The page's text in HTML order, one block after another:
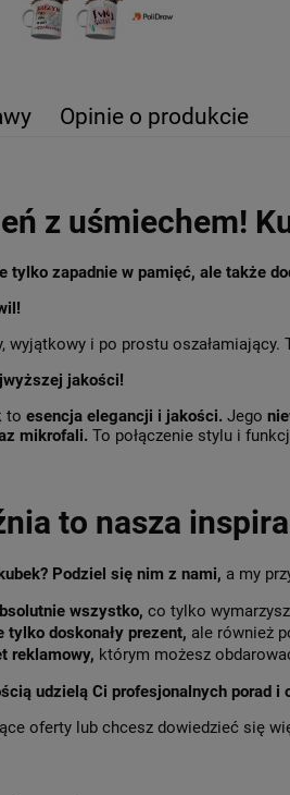
Opinie o produkcie
z uśmiechem!
tylko zapadnie w pamięć, ale także
wyjątkowy i po prostu
jakości!
to esencja elegancji i jakości. Jego
mikrofali. To połączenie stylu i
to nasza
Podziel się nim z nami, a my
wszystko, co tylko
doskonały prezent, ale również
reklamowy, którym możesz
udzielą Ci profesjonalnych porad
oferty lub chcesz dowiedzieć się